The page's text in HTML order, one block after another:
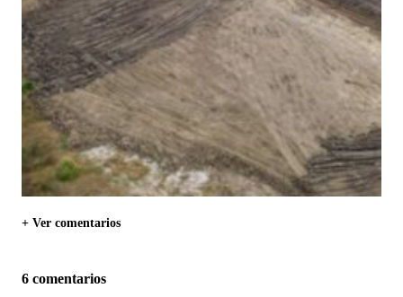
+ Ver comentarios
6 comentarios